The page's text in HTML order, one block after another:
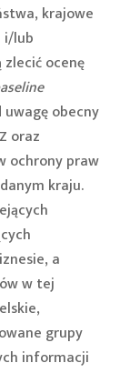
krajowe
i/lub
ocenę
obecny
oraz
ochrony praw
kraju.
a
w tej
grupy
informacji